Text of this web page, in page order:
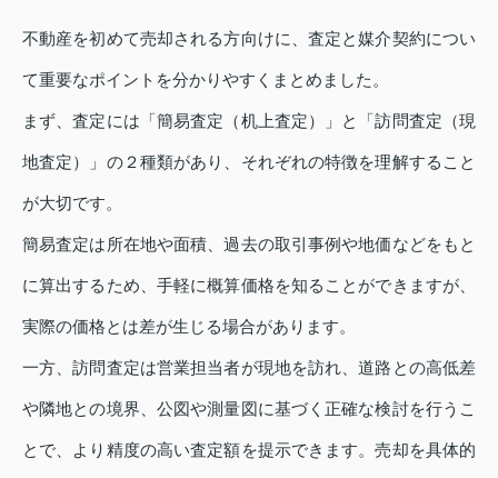
不動産を初めて売却される方向けに、査定と媒介契約につい
て重要なポイントを分かりやすくまとめました。
まず、査定には「簡易査定（机上査定）」と「訪問査定（現
地査定）」の２種類があり、それぞれの特徴を理解すること
が大切です。
簡易査定は所在地や面積、過去の取引事例や地価などをもと
に算出するため、手軽に概算価格を知ることができますが、
実際の価格とは差が生じる場合があります。
一方、訪問査定は営業担当者が現地を訪れ、道路との高低差
や隣地との境界、公図や測量図に基づく正確な検討を行うこ
とで、より精度の高い査定額を提示できます。売却を具体的